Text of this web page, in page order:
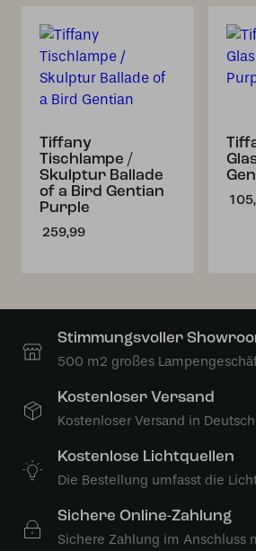
Tiffany
Tischlampe /
Skulptur Ballade
of a Bird Gentian
Purple
259,99
Stimmungsvoller
500 m2 großes
Kostenloser Versand
Kostenloser Versand in
Kostenlose Lichtquellen
Die Bestellung umfasst die
Sichere Online-Zahlung
Sichere Zahlung im Anschluss